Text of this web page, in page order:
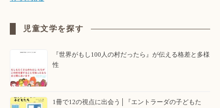
児童文学を探す
『世界がもし100人の村だったら』が伝える格差と多様
性
1冊で12の視点に出会う│『エントラーダの子どもた